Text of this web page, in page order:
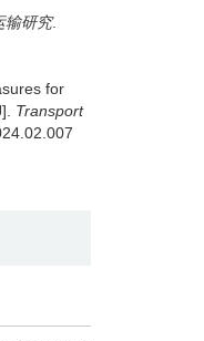
输研究.
for
Transport